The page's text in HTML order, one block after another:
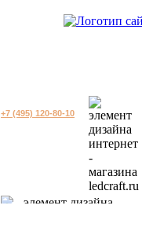
+7 (495) 120-80-10